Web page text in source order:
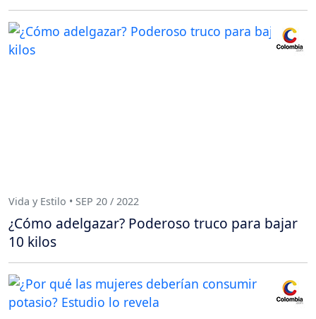
Vida y Estilo • SEP 20 / 2022
¿Cómo adelgazar? Poderoso truco para bajar
10 kilos